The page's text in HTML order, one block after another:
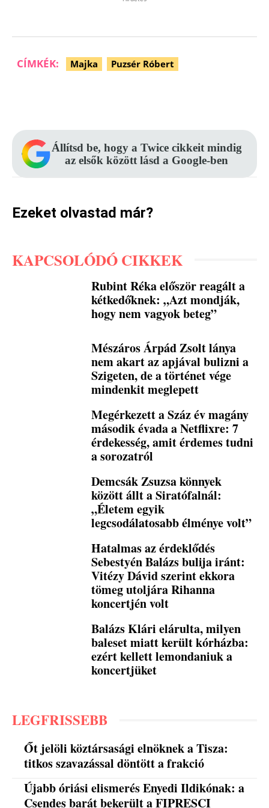
CÍMKÉK: Majka Puzsér Róbert
Állítsd be, hogy a Twice cikkeit mindig
az elsők között lásd a Google-ben
Ezeket olvastad már?
KAPCSOLÓDÓ CIKKEK
Rubint Réka először reagált a
kétkedőknek: „Azt mondják,
hogy nem vagyok beteg”
Mészáros Árpád Zsolt lánya
nem akart az apjával bulizni a
Szigeten, de a történet vége
mindenkit meglepett
Megérkezett a Száz év magány
második évada a Netflixre: 7
érdekesség, amit érdemes tudni
a sorozatról
Demcsák Zsuzsa könnyek
között állt a Siratófalnál:
„Életem egyik
legcsodálatosabb élménye volt”
Hatalmas az érdeklődés
Sebestyén Balázs bulija iránt:
Vitézy Dávid szerint ekkora
tömeg utoljára Rihanna
koncertjén volt
Balázs Klári elárulta, milyen
baleset miatt került kórházba:
ezért kellett lemondaniuk a
koncertjüket
LEGFRISSEBB
Őt jelöli köztársasági elnöknek a Tisza:
titkos szavazással döntött a frakció
Újabb óriási elismerés Enyedi Ildikónak: a
Csendes barát bekerült a FIPRESCI